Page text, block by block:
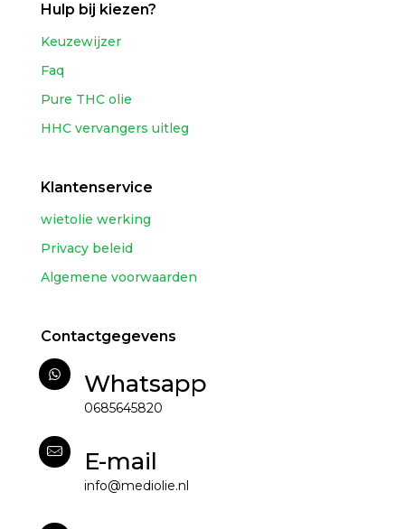
Hulp bij kiezen?
Keuzewijzer
Faq
Pure THC olie
HHC vervangers uitleg
Klantenservice
wietolie werking
Privacy beleid
Algemene voorwaarden
Contactgegevens
Whatsapp
0685645820
E-mail
info@mediolie.nl